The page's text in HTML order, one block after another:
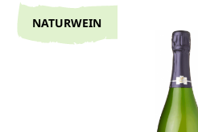
Bildergalerie überspringen
NATURWEIN